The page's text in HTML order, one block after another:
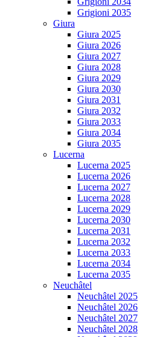
Grigioni 2035
Giura
Giura 2025
Giura 2026
Giura 2027
Giura 2028
Giura 2029
Giura 2030
Giura 2031
Giura 2032
Giura 2033
Giura 2034
Giura 2035
Lucerna
Lucerna 2025
Lucerna 2026
Lucerna 2027
Lucerna 2028
Lucerna 2029
Lucerna 2030
Lucerna 2031
Lucerna 2032
Lucerna 2033
Lucerna 2034
Lucerna 2035
Neuchâtel
Neuchâtel 2025
Neuchâtel 2026
Neuchâtel 2027
Neuchâtel 2028